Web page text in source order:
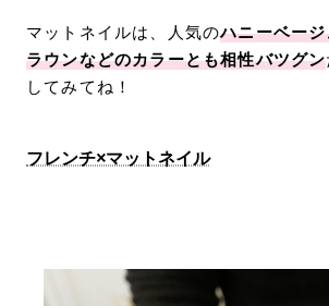
マットネイルは、人気のハニーベー
ラウンなどのカラーとも相性バツグン
してみてね！
フレンチ×マットネイル